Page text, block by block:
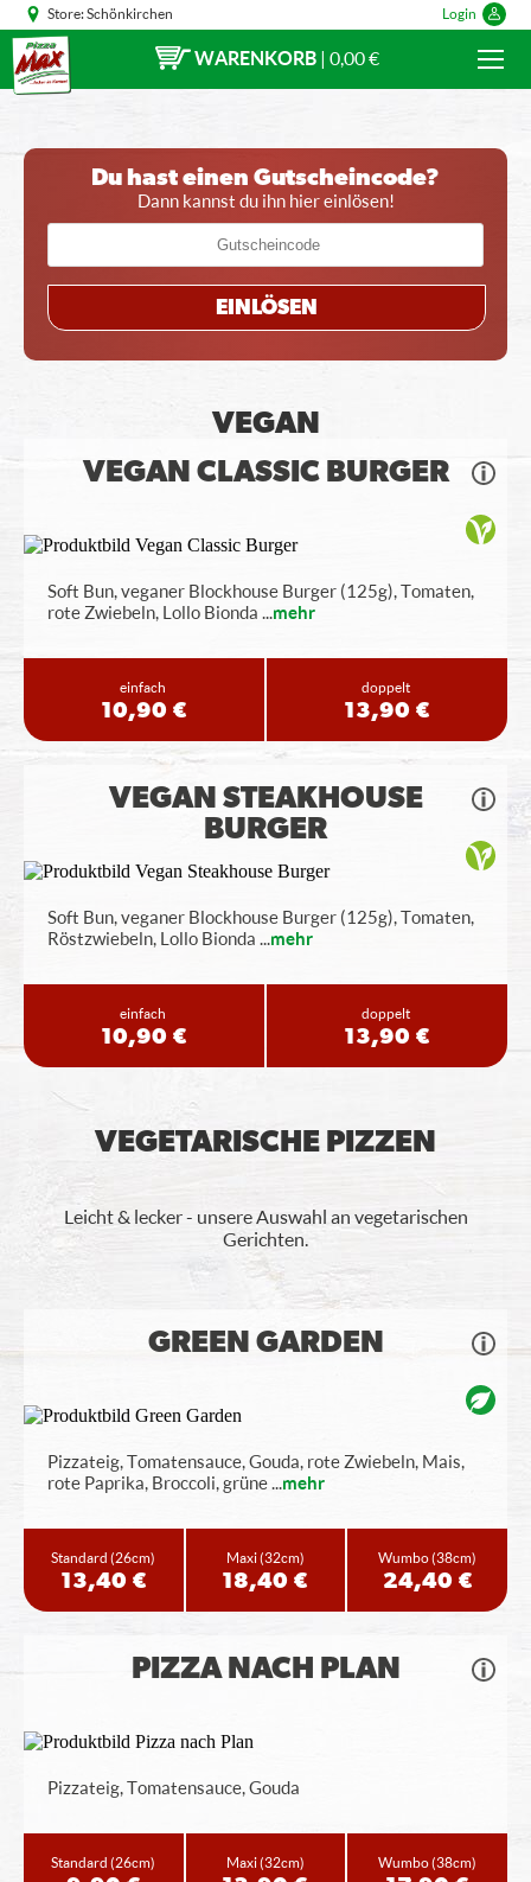
Store:Schönkirchen Login
WARENKORB | 0,00 €
Du hast einen Gutscheincode?
Dann kannst du ihn hier einlösen!
EINLÖSEN
VEGAN
VEGAN CLASSIC BURGER
Soft Bun, veganer Blockhouse Burger (125g), Tomaten,
rote Zwiebeln, Lollo Bionda ...mehr
einfach
10,90 €
doppelt
13,90 €
VEGAN STEAKHOUSE
BURGER
Soft Bun, veganer Blockhouse Burger (125g), Tomaten,
Röstzwiebeln, Lollo Bionda ...mehr
einfach
10,90 €
doppelt
13,90 €
VEGETARISCHE PIZZEN
Leicht & lecker - unsere Auswahl an vegetarischen
Gerichten.
GREEN GARDEN
Pizzateig, Tomatensauce, Gouda, rote Zwiebeln, Mais,
rote Paprika, Broccoli, grüne...mehr
Standard(26cm)
13,40 €
Maxi(32cm)
18,40 €
Wumbo(38cm)
24,40 €
PIZZA NACH PLAN
Pizzateig, Tomatensauce, Gouda
Standard(26cm) Maxi(32cm) Wumbo(38cm)